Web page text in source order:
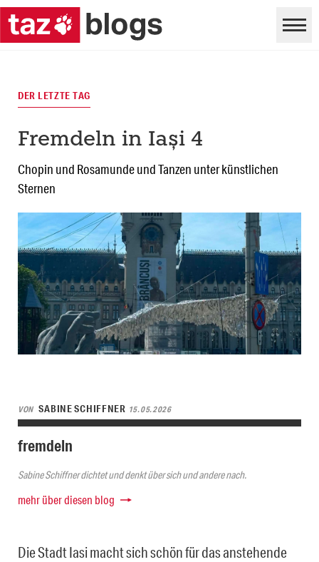
DER LETZTE TAG
Fremdeln in Iași 4
Chopin und Rosamunde und Tanzen unter künstlichen
Sternen
VON SABINE SCHIFFNER 15.05.2026
fremdeln
Sabine Schiffner dichtet und denkt über sich und andere nach.
mehr über diesen blog
Die Stadt Iasi macht sich schön für das anstehende